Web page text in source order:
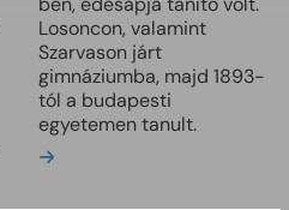
Losoncon, valamint
Szarvason járt
gimnáziumba, majd 1893-
tól a budapesti
egyetemen tanult.
Bővebben